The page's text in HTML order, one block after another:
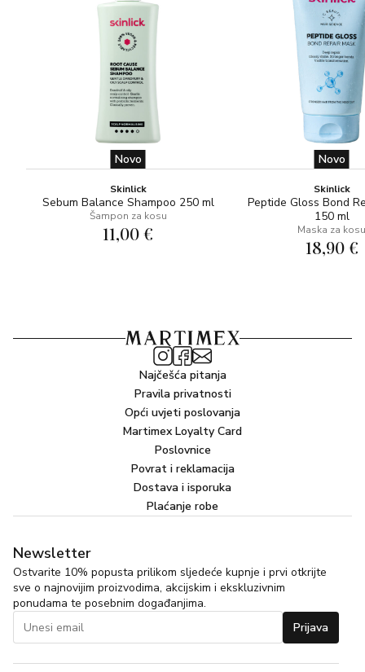
Novo
Skinlick
Sebum Balance Shampoo 250 ml
Šampon za kosu
11,00 €
Novo
Skinlick
Peptide Gloss Bond
150 ml
Maska za kosu
18,90 €
Najčešća pitanja
Pravila privatnosti
Opći uvjeti poslovanja
Martimex Loyalty Card
Poslovnice
Povrat i reklamacija
Dostava i isporuka
Plaćanje robe
Newsletter
Ostvarite 10% popusta prilikom sljedeće kupnje i prvi otkrijte
sve o najnovijim proizvodima, akcijskim i ekskluzivnim
ponudama te posebnim događanjima.
Prijava